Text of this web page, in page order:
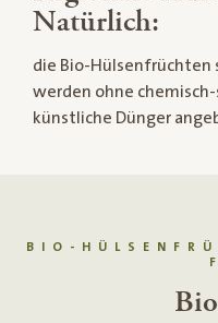
Natürlich:
die Bio-Hülsenfrüchten
werden ohne
künstliche Dünger
BIO-